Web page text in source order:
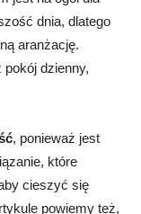
dnia, dlatego
aranżację.
dzienny,
, ponieważ jest
które
cieszyć się
powiemy też,